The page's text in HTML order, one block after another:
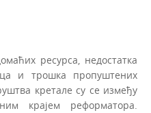
ресурса, недостат­ка
и трошка пропуштених
кретале су се између
крајем реформатора.